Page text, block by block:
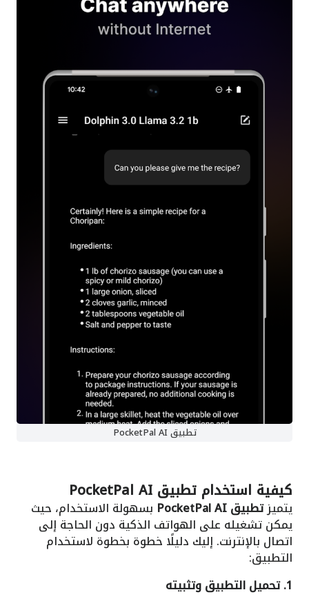
تطبيق PocketPal AI
كيفية استخدام تطبيق PocketPal AI
يتميزتطبيق PocketPal AI بسهولة الاستخدام، حيث
يمكن تشغيله على الهواتف الذكية دون الحاجة إلى
اتصال بالإنترنت. إليك دليلًا خطوة بخطوة لاستخدام
التطبيق:
1. تحميل التطبيق وتثبيته